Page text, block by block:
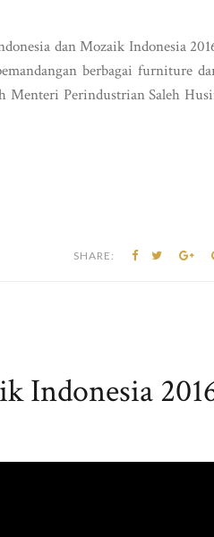
dan Mozaik Indonesia
berbagai furniture
Menteri Perindustrian Saleh
SHARE:
Indonesia